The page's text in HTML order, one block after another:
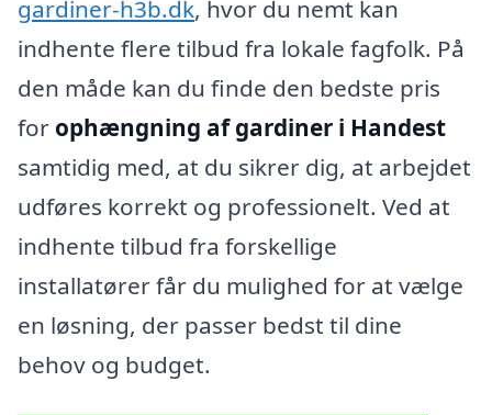
gardiner-h3b.dk, hvor du nemt kan
indhente flere tilbud fra lokale fagfolk. På
den måde kan du finde den bedste pris
for ophængning af gardiner i Handest
samtidig med, at du sikrer dig, at arbejdet
udføres korrekt og professionelt. Ved at
indhente tilbud fra forskellige
installatører får du mulighed for at vælge
en løsning, der passer bedst til dine
behov og budget.